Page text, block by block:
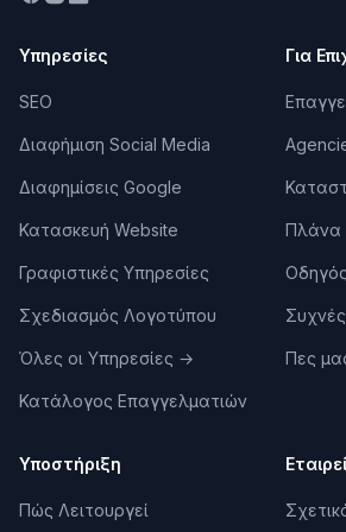
Παραγωγούς στην Πάτρα
designers και εταιρείες
videos, YouTube editing και
showreels, αξιολογήσεις πελατών
Κάθε επαγγελματίας και εταιρεία
αναλυτικό προφίλ με demo reel,
Μπορείς επίσης να δημοσιεύσεις
προσφοράς και να λάβεις
Κορυφαίες Εταιρείες &
Editing στην Πάτρα
Επιλεγμένοι συνεργάτες με βάση τη
Υπηρεσίες
SEO
Διαφήμιση Social Media
Διαφημίσεις Google
Κατασκευή Website
Γραφιστικές Υπηρεσίες
Σχεδιασμός Λογοτύπου
Όλες οι Υπηρεσίες →
Κατάλογος Επαγγελματιών
Για
Πλάνα
Πες
Υποστήριξη
Πώς Λειτουργεί